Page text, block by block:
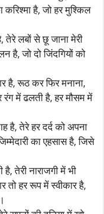
है, जो हर मुश्किल
तेरे लबों से छू जाना मेरी
है, जो दो जिंदगियों को
है, रूठ कर फिर मनाना,
रंग में ढलती है, हर मौसम में
है, तेरे हर दर्द को अपना
का एहसास है, जिसे
तेरी नाराजगी में भी
तो हर रूप में स्वीकार है,